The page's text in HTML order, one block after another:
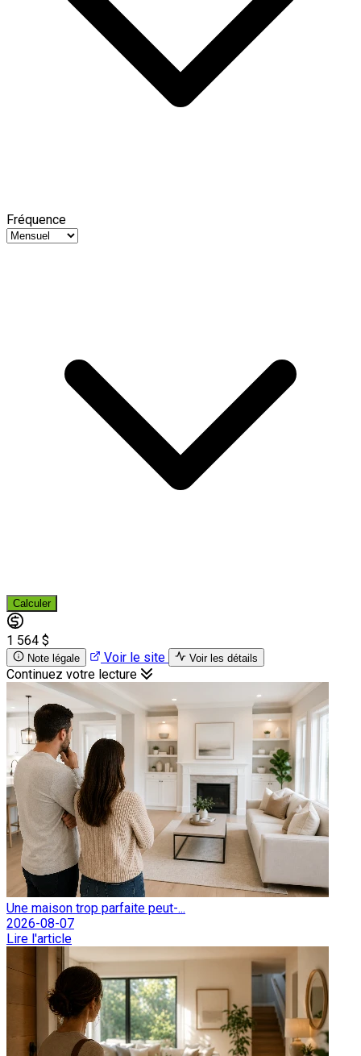
Fréquence
Calculer
1 564 $
Note légale Voir le site Voir les détails
Continuez votre lecture
Une maison trop parfaite peut-...
2026-08-07
Lire l'article